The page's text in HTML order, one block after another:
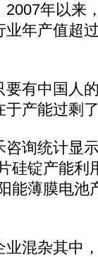
年以来
年产值超
有中国人
于产能过剩
询统计显
硅锭产能利
能薄膜电池
混杂其中